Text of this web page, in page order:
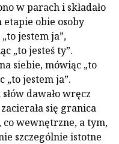
w parach i składało
obie osoby
jestem ja”,
„to jesteś ty”.
siebie, mówiąc „to
„to jestem ja”.
dawało wręcz
się granica
co wewnętrzne, a tym,
szczególnie istotne